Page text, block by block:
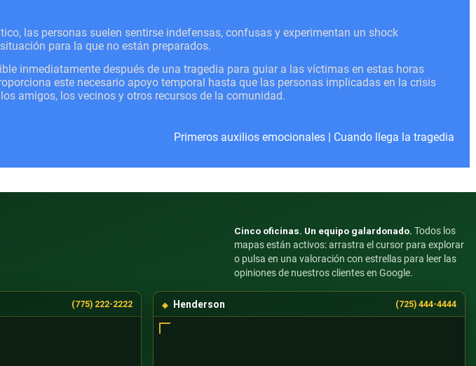
las personas suelen sentirse indefensas, confusas y experimentan un shock
para la que no están preparados.
inmediatamente después de una tragedia para guiar a las víctimas en estas horas
este necesario apoyo temporal hasta que las personas implicadas en la crisis
amigos, los vecinos y otros recursos de la comunidad.
Primeros auxilios emocionales Cuando llega la tragedia
Cinco oficinas. Un equipo galardonado. Todos los
mapas están activos: arrastra el cursor para explorar
o pulsa en una valoración con estrellas para leer las
opiniones de nuestros clientes en Google.
(775) 222-2222 Henderson (725) 444-4444